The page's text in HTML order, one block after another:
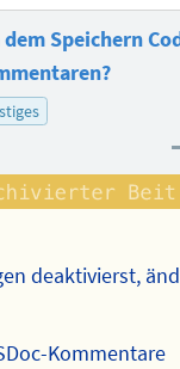
Speichern
deaktivierst,
Kommentare